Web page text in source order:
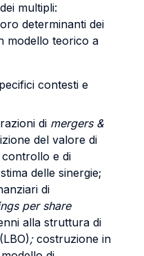
multipli:
determinanti dei
modello teorico a
contesti e
di mergers &
del valore di
controllo e di
delle sinergie;
di
per share
alla struttura di
(LBO);costruzione in